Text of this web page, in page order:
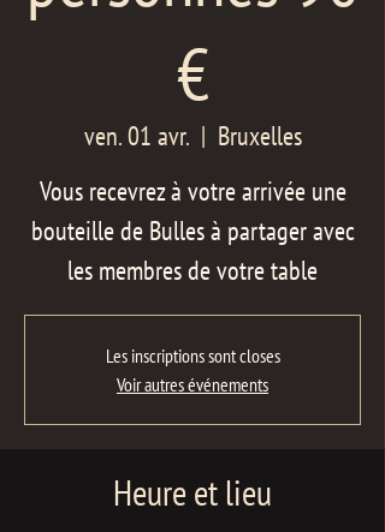
€
ven. 01 avr.
  |
Bruxelles
Vous recevrez à votre arrivée une
bouteille de Bulles à partager avec
les membres de votre table
Les inscriptions sont closes
Voir autres événements
Heure et lieu